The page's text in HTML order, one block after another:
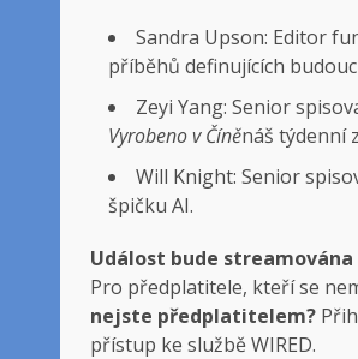
Sandra Upson: Editor
příběhů definujících
Zeyi Yang: Senior
Vyrobeno v Číněnáš týdenní
Will Knight: Senior
špičku AI.
Událost bude
Pro předplatitele, kteří se
nejste předplatitelem?
přístup ke službě WIRED.